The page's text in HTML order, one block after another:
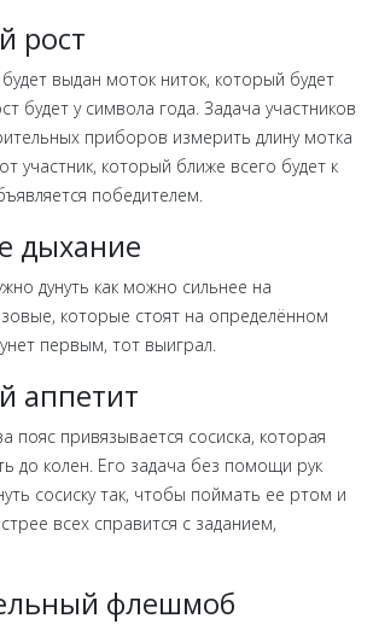
рост
выдан моток ниток, который будет
будет у символа года. Задача участников
приборов измерить длину мотка
участник, который ближе всего будет к
победителем.
дыхание
дунуть как можно сильнее на
которые стоят на определённом
первым, тот выиграл.
аппетит
пояс привязывается сосиска, которая
до колен. Его задача без помощи рук
сосиску так, чтобы поймать ее ртом и
всех справится с заданием,
флешмоб